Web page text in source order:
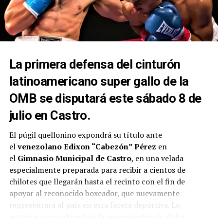
La primera defensa del cinturón
latinoamericano super gallo de la
OMB se disputará este sábado 8 de
julio en Castro.
El púgil quellonino expondrá su título ante
elvenezolano Edixon “Cabezón” Pérez en
el Gimnasio Municipal de Castro, en una velada
especialmente preparada para recibir a cientos de
chilotes que llegarán hasta el recinto con el fin de
apoyar al reconocido boxeador, que nuevamente
representará al país en esta faceta deportiva. Lo